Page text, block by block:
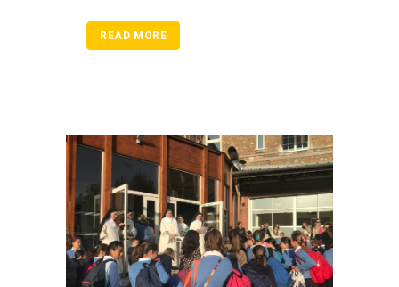
READ MORE